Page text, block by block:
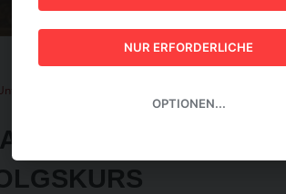
auf Erfolgskurs
ABOS
NUR ERFORDERLICHE
OPTIONEN...